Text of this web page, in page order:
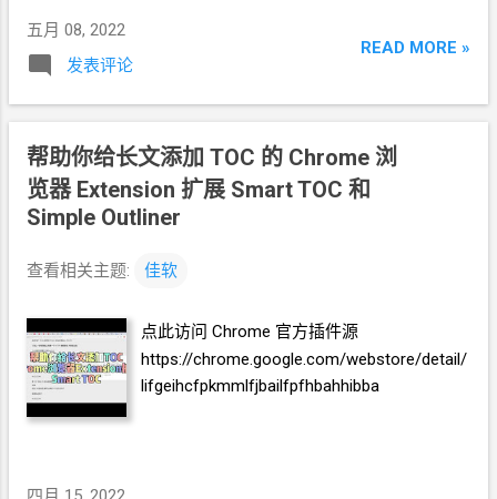
五月 08, 2022
发表评论
READ MORE »
帮助你给长文添加 TOC 的 Chrome 浏
览器 Extension 扩展 Smart TOC 和
Simple Outliner
查看相关主题: 佳软
点此访问 Chrome 官方插件源
https://chrome.google.com/webstore/detail/
lifgeihcfpkmmlfjbailfpfhbahhibba